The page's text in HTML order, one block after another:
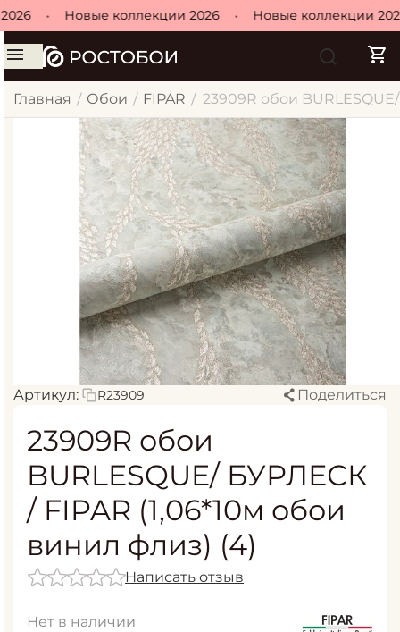
Новые коллекции 2026 Новые коллекции 2026
Главная / Обои / FIPAR / 23909R обои
Артикул: R23909 Поделиться
23909R обои
BURLESQUE/ БУРЛЕСК
/ FIPAR (1,06*10м обои
винил флиз) (4)
Написать отзыв
Нет в наличии